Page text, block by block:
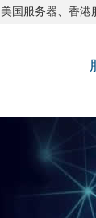
美国服务器、 香港